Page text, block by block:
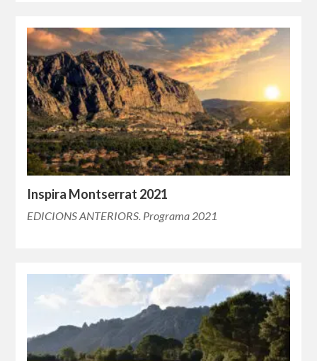
Inspira Montserrat 2021
EDICIONS ANTERIORS. Programa 2021